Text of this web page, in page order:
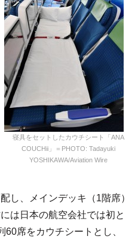
寝具をセットしたカウチシート「ANA
COUCHii」＝PHOTO: Tadayuki
YOSHIKAWA/Aviation Wire
し、メインデッキ（1階席）
は日本の航空会社では初と
席をカウチシートとし、